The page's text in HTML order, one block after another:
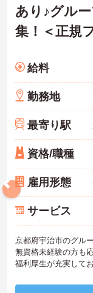
あり♪グル
集！＜正規
給料
勤務地
最寄り駅
資格/職種
雇用形態
サービス
京都府宇治市のグル
無資格未経験の方も
福利厚生が充実して
ご興味のある方には